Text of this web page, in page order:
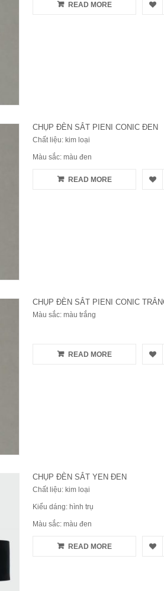
READ MORE
CHỤP ĐÈN SẮT PIENI CONIC ĐEN
Chất liệu: kim loại
Màu sắc: màu đen
READ MORE
CHỤP ĐÈN SẮT PIENI CONIC
Màu sắc: màu trắng
READ MORE
CHỤP ĐÈN SẮT YEN ĐEN
Chất liệu: kim loại
Kiểu dáng: hình trụ
Màu sắc: màu đen
READ MORE